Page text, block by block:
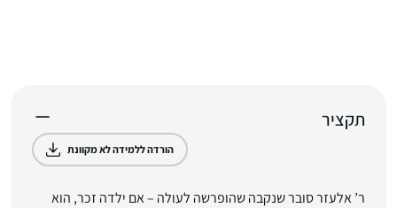
תקציר
הורדה ללמידה לא מקוונת
ר’ אלעזר סובר שנקבה שהופרשה לעולה – אם ילדה זכר, הוא